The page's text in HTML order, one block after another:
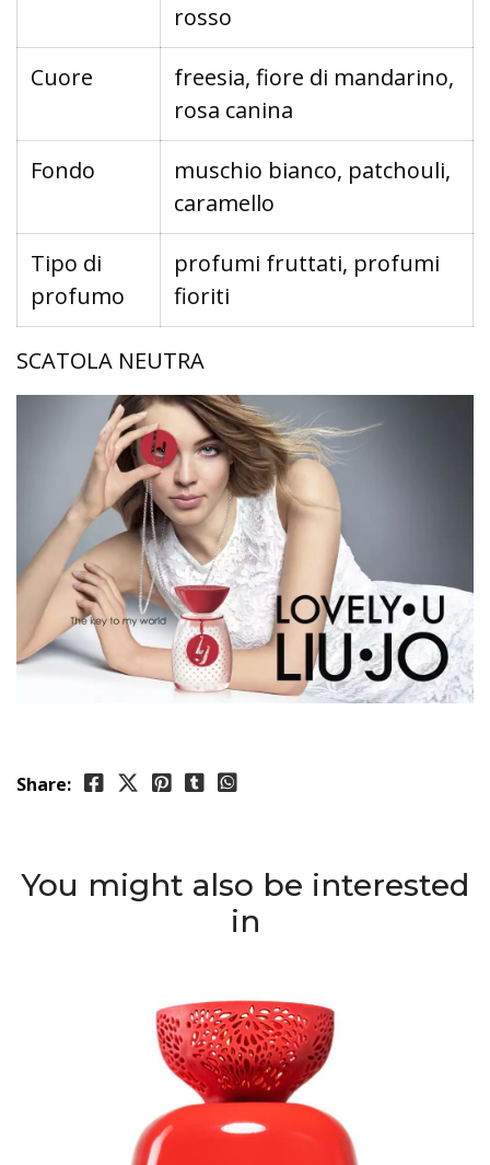
rosso
Cuore
freesia, fiore di mandarino,
rosa canina
Fondo
muschio bianco, patchouli,
caramello
Tipo di
profumo
profumi fruttati, profumi
fioriti
SCATOLA NEUTRA
Share:
You might also be interested
in